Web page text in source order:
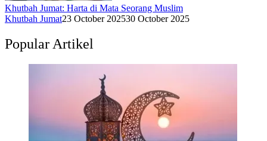
Khutbah Jumat: Harta di Mata Seorang Muslim
Khutbah Jumat23 October 202530 October 2025
Popular Artikel